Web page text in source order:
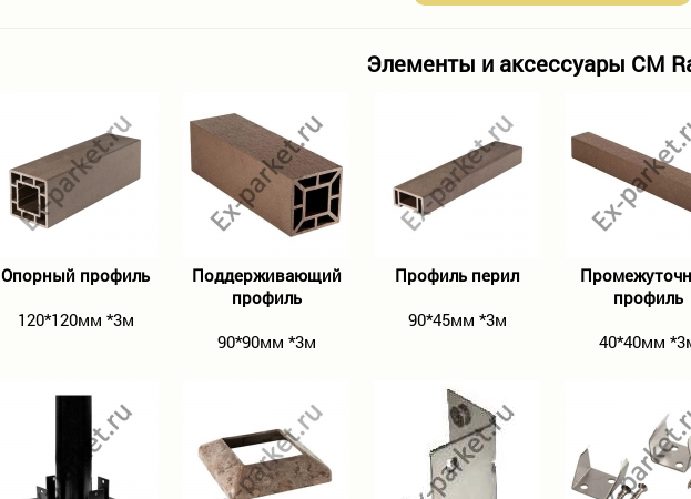
Элементы и аксессуары CM
Опорный профиль
120*120мм *3м
Поддерживающий
профиль
90*90мм *3м
Профиль перил
90*45мм *3м
профиль
40*40мм